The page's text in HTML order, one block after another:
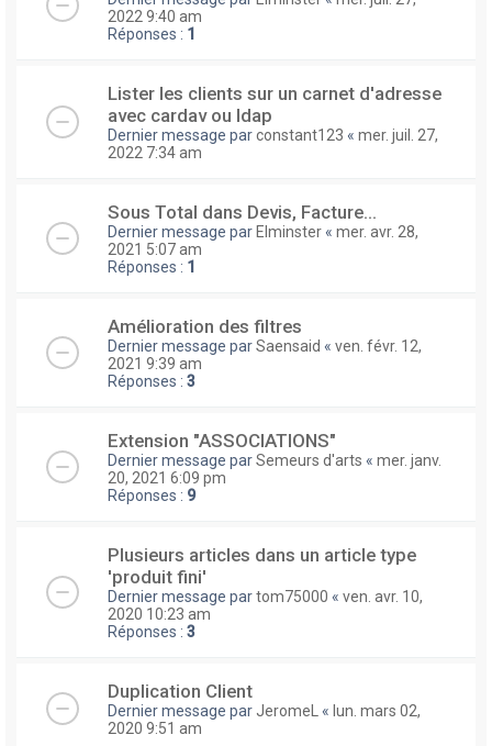
2022 9:40 am
Réponses : 1
Lister les clients sur un carnet d'adresse
avec cardav ou ldap
Dernier message parconstant123 « mer. juil. 27,
2022 7:34 am
Sous Total dans Devis, Facture...
Dernier message parElminster « mer. avr. 28,
2021 5:07 am
Réponses : 1
Amélioration des filtres
Dernier message parSaensaid « ven. févr. 12,
2021 9:39 am
Réponses : 3
Extension "ASSOCIATIONS"
Dernier message parSemeurs d'arts « mer. janv.
20, 2021 6:09 pm
Réponses : 9
Plusieurs articles dans un article type
'produit fini'
Dernier message partom75000 « ven. avr. 10,
2020 10:23 am
Réponses : 3
Duplication Client
Dernier message par JeromeL « lun. mars 02,
2020 9:51 am